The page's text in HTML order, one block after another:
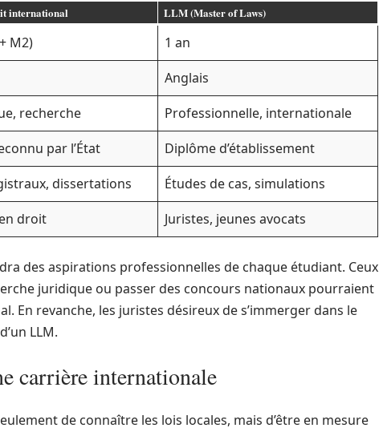
international LLM (Master of Laws)
M2)
1 an
Anglais
recherche
Professionnelle, internationale
par l’État
Diplôme d’établissement
dissertations
Études de cas, simulations
droit Juristes, jeunes avocats
des aspirations professionnelles de chaque étudiant. Ceux
juridique ou passer des concours nationaux pourraient
En revanche, les juristes désireux de s’immerger dans le
LLM.
carrière internationale
de connaître les lois locales, mais d’être en mesure